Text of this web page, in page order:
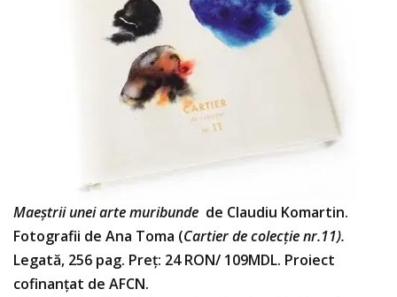
Maeștrii unei arte muribunde de Claudiu Komartin.
Fotografii de Ana Toma (Cartier de colecție nr.11).
Legată, 256 pag. Preț: 24 RON/ 109MDL. Proiect
cofinanțat de AFCN.